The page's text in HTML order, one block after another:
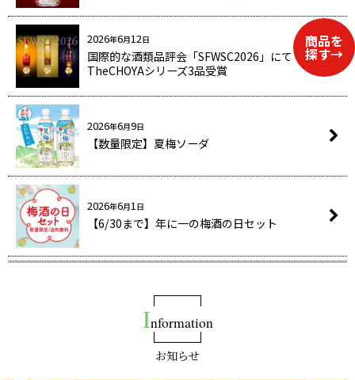
2026年6月12日
国際的な酒類品評会「SFWSC2026」にて
TheCHOYAシリーズ3品受賞
2026年6月9日
【数量限定】夏梅ソーダ
2026年6月1日
【6/30まで】年に一の梅酒の日セット
Information
お知らせ